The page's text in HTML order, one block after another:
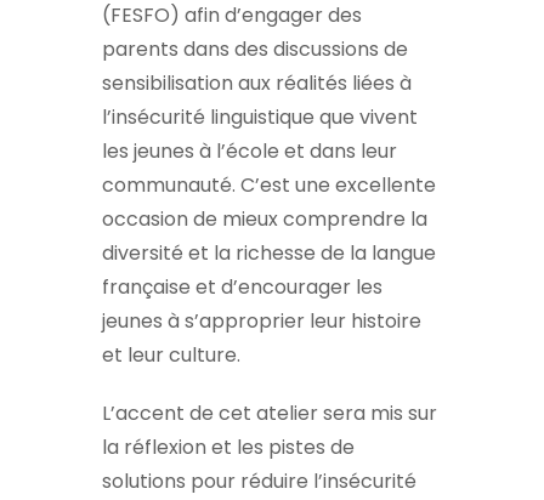
(FESFO) afin d’engager des
parents dans des discussions de
sensibilisation aux réalités liées à
l’insécurité linguistique que vivent
les jeunes à l’école et dans leur
communauté. C’est une excellente
occasion de mieux comprendre la
diversité et la richesse de la langue
française et d’encourager les
jeunes à s’approprier leur histoire
et leur culture.
L’accent de cet atelier sera mis sur
la réflexion et les pistes de
solutions pour réduire l’insécurité